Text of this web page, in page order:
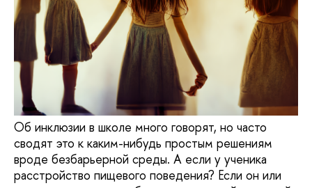
Об инклюзии в школе много говорят, но часто
сводят это к каким-нибудь простым решениям
вроде безбарьерной среды. А если у ученика
расстройство пищевого поведения? Если он или